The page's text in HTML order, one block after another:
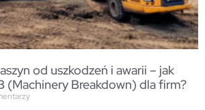
od uszkodzeń i awarii – jak
(Machinery Breakdown) dla firm?